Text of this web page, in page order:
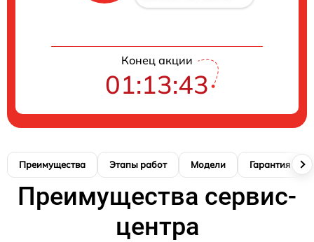
Конец акции
01:13:42
Преимущества Этапы работ Модели Гарантия
Преимущества сервис-
центра